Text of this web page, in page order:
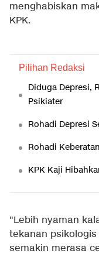
menghabiskan
KPK.
Pilihan Redaksi
Diduga Depresi,
Psikiater
Rohadi Depresi
Rohadi
KPK Kaji
"Lebih nyaman
tekanan
semakin merasa